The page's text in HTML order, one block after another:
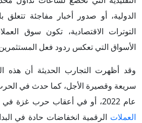
الدولية، أو صدور أخبار مفاجئة تتعلق
التوترات الاقتصادية، تكون سوق
الأسواق التي تعكس ردود فعل
وقد أظهرت التجارب الحديثة أن هذه
سريعة وقصيرة الأجل، كما حدث في الحرب
عام 2022، أو في أعقاب حرب غزة في عام 2023، حين
العملات الرقمية انخفاضات حادة في